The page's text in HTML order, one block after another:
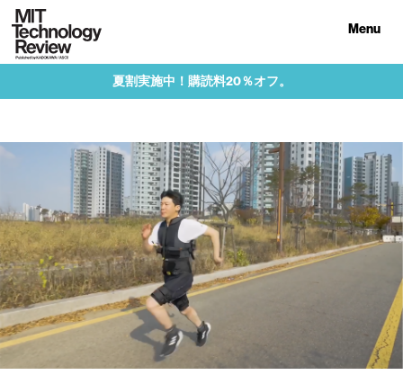
Menu
夏割実施中！購読料20％オフ。